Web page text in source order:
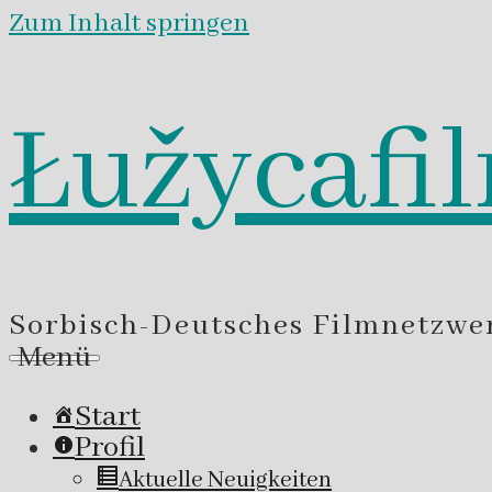
Zum Inhalt springen
Sorbisch-Deutsches
Menü
Start
Profil
Aktuelle Neuigkeiten